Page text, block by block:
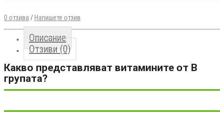
0 отзива / Напишете отзив
Описание
Отзиви (0)
Какво представляват витамините от В
групата?